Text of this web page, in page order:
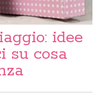
idee
su cosa